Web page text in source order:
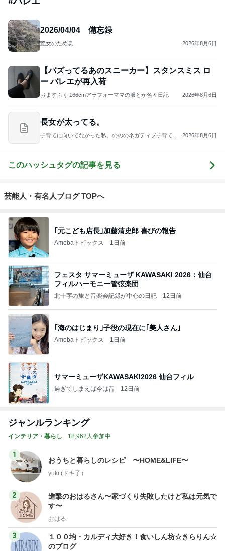
2026/04/04 備忘録
艶女のため息 2026年8月6日
【バズってるあのスニーカー】スタンスミス ロ
ー バレエが再入荷
おますふく 166cmアラフォーママの服とか色々日記 2026年8月6日
長女が太ってる。
子育てに向いてなかった私。のののネガティブ子育てブ
2026年8月6日
このハッシュタグの記事を見る
芸能人・有名人ブログ TOPへ
｢元こども店長｣加藤清史郎 喜びの報告
Amebaトピックス 1日前
フェスタ サマーミューザ KAWASAKI 2026：仙台
フィルハーモニー管弦楽団
北十字の旅と音楽会記録が中心の日記 12日前
｢海のはじまり｣子役の現在に｢美人さん｣
Amebaトピックス 1日前
サマーミューザKAWASAKI2026 仙台フィル
過ぎてしまえば今は昔 12日前
ジャンルランキング
インテリア・暮らし 18,962人参加中
1
おうちと暮らしのレシピ 〜HOME&LIFE〜
yuki (ドキ子）
2
進撃のおはるさん〜家づくり失敗したけど私は元気で
す〜
おはる
3
１００均・カルディ大好き！食いしん坊☆きらりん☆
のブログ